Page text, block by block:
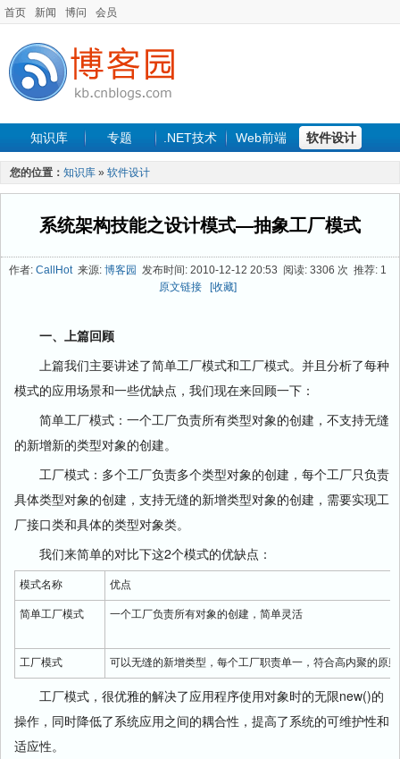
首页 新闻 博问 会员
知识库 专题 .NET技术 Web前端 软件设计
手机开发 软件工程
最新文章
您的位置： 知识库 » 软件设计
系统架构技能之设计模式—抽象工厂模式
作者: CallHot来源: 博客园 发布时间: 2010-12-12 20:53 阅读: 3306 次 推荐: 1
原文链接
[收藏]
一、上篇回顾
上篇我们主要讲述了简单工厂模式和工厂模式。并且分析了每种
模式的应用场景和一些优缺点，我们现在来回顾一下：
简单工厂模式：一个工厂负责所有类型对象的创建，不支持无缝
的新增新的类型对象的创建。
工厂模式：多个工厂负责多个类型对象的创建，每个工厂只负责
具体类型对象的创建，支持无缝的新增类型对象的创建，需要实现工
厂接口类和具体的类型对象类。
我们来简单的对比下这2个模式的优缺点：
模式名称 优点
简单工厂模式 一个工厂负责所有对象的创建，简单灵活
工厂模式 可以无缝的新增类型，每个工厂职责单一，符合高内聚的原则
工厂模式，很优雅的解决了应用程序使用对象时的无限new()的
操作，同时降低了系统应用之间的耦合性，提高了系统的可维护性和
适应性。